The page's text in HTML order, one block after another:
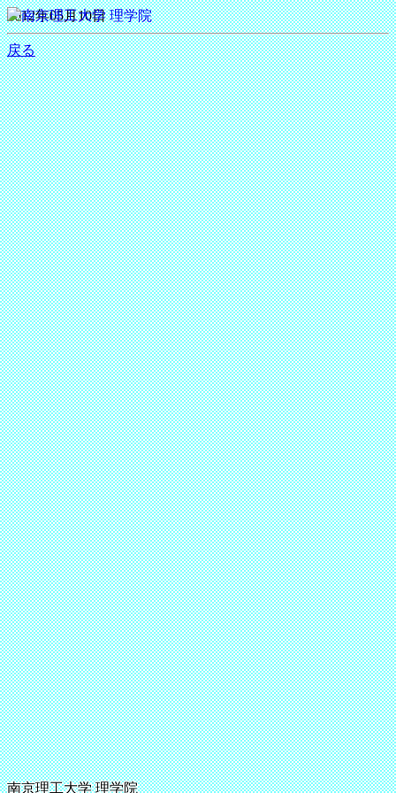
南京理工大学 理学院
2012年05月10日
戻る